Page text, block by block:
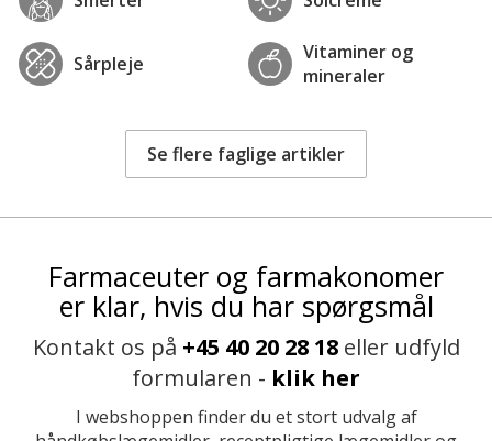
Sårpleje
Vitaminer og
mineraler
Se flere faglige artikler
Farmaceuter og farmakonomer
er klar, hvis du har spørgsmål
Kontakt os på +45 40 20 28 18eller udfyld
formularen - klik her
I webshoppen finder du et stort udvalg af